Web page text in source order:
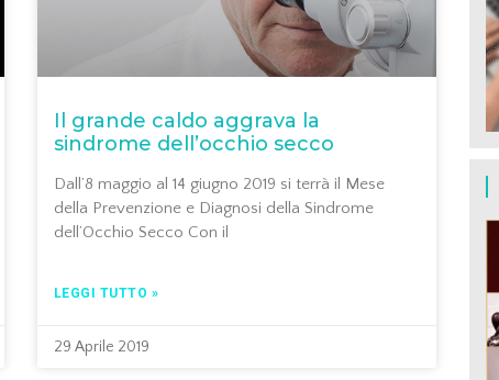
Il grande caldo aggrava la
sindrome dell’occhio secco
Dall’8 maggio al 14 giugno 2019 si terrà il Mese
della Prevenzione e Diagnosi della Sindrome
dell’Occhio Secco Con il
LEGGI TUTTO »
29 Aprile 2019